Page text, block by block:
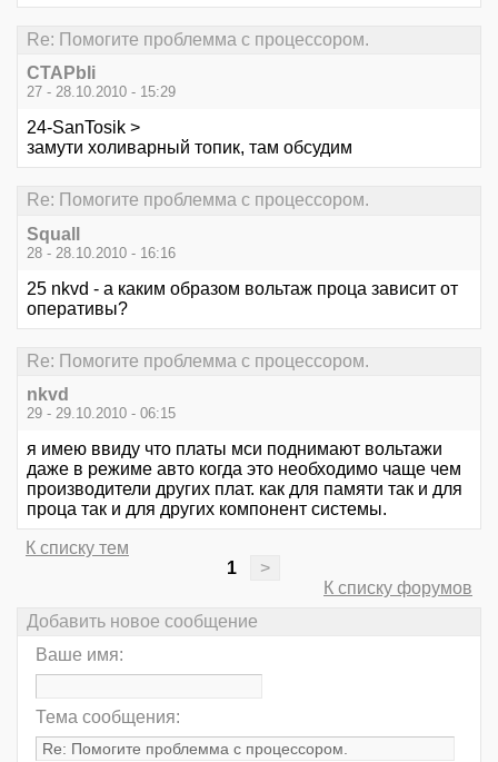
Re: Помогите проблемма с процессором.
CTAPbIi
27 - 28.10.2010 - 15:29
24-SanTosik >
замути холиварный топик, там обсудим
Re: Помогите проблемма с процессором.
Squall
28 - 28.10.2010 - 16:16
25 nkvd - а каким образом вольтаж проца зависит от
оперативы?
Re: Помогите проблемма с процессором.
nkvd
29 - 29.10.2010 - 06:15
я имею ввиду что платы мси поднимают вольтажи
даже в режиме авто когда это необходимо чаще чем
производители других плат. как для памяти так и для
проца так и для других компонент системы.
К списку тем
1
>
К списку форумов
Добавить новое сообщение
Ваше имя:
Тема сообщения: